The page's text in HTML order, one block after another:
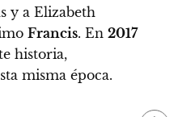
y a Elizabeth
Francis. En 2017
historia,
misma época.